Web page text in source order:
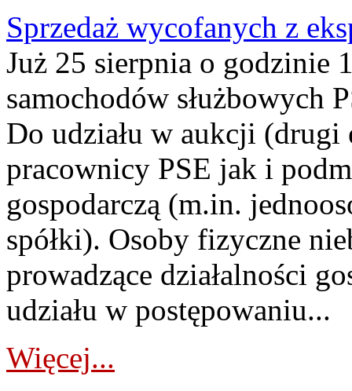
Sprzedaż wycofanych z
Już 25 sierpnia o godzinie
samochodów służbowych
Do udziału w aukcji (drugi
pracownicy PSE jak i
gospodarczą (m.in.
spółki). Osoby fizyczne
prowadzące działalności
udziału w postępowaniu...
Więcej...